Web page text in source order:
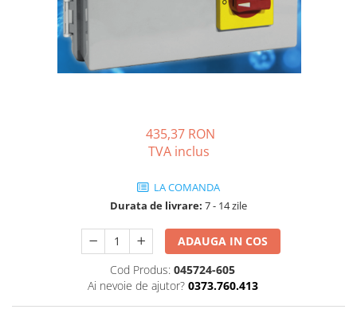
Incalzitoare pe motorina / gaz
Generatoare de abur
Distribuitoare si butelii de
Vase de expansiune termice
Detectoare si regulatoare de gaz si
Producere apa calda menajera
Rezervoare de acumulare
Instant apa calda pe gaz / GPL
Panouri solare si fotovoltaice
Panouri solare cu tuburi vidate
435,37 RON
TVA inclus
LA COMANDA
Durata de livrare: 7 - 14 zile
ADAUGA IN COS
Cod Produs: 045724-605
Ai nevoie de ajutor? 0373.760.413